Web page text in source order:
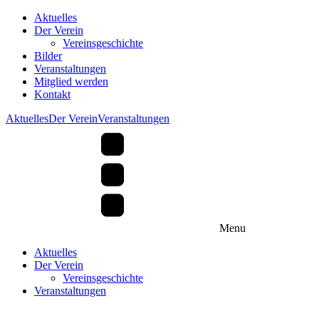
Aktuelles
Der Verein
Vereinsgeschichte
Bilder
Veranstaltungen
Mitglied werden
Kontakt
AktuellesDer VereinVeranstaltungen
Menu
Aktuelles
Der Verein
Vereinsgeschichte
Veranstaltungen